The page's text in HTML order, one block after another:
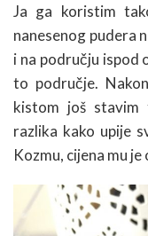
Ja ga koristim
nanesenog pudera
i na području ispod
to područje.
kistom još
razlika kako upije
Kozmu, cijena mu